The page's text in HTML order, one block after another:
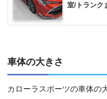
室/トランク
車体の大きさ
カローラスポーツの車体の